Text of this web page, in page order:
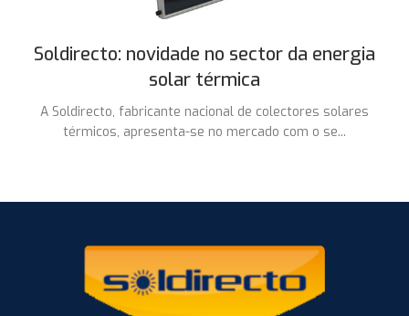
Soldirecto: novidade no sector da energia
solar térmica
A Soldirecto, fabricante nacional de colectores solares
térmicos, apresenta-se no mercado com o se...